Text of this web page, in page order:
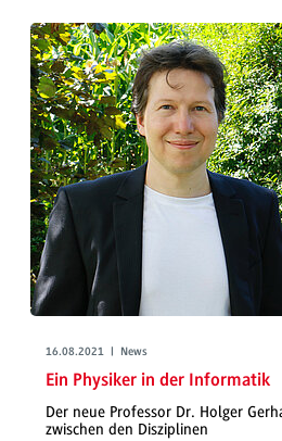
16.08.2021 | News
Ein Physiker in der Informatik
Der neue Professor Dr. Holger
zwischen den Disziplinen